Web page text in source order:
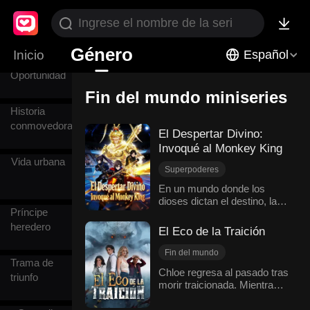
Inicio Género Español
Fin del
mundo
Segunda
Oportunidad
Historia
conmovedora
Vida urbana
Príncipe
heredero
Trama de
triunfo
Fin del mundo miniseries
El Despertar Divino:
Invoqué al Monkey King
Superpoderes
Entusiasmo
Contraataque
Transmigración
En un mundo donde los
dioses dictan el destino, las
los Juegos de la Fortuna
Nacional, invocando a sus
deidades ancestrales para
Zravine, víctima de su
historia perdida, está al
El Eco de la Traición
Fin del mundo
Renacimiento
Cambio de destino
Chloe regresa al pasado tras
morir traicionada. Mientras